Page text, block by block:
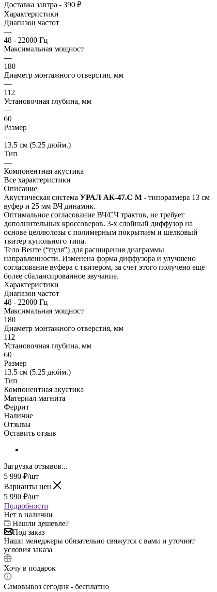
Доставка завтра - 390 ₽
Характеристики
Диапазон частот
—
48 - 22000 Гц
Максимальная мощност
—
180
Диаметр монтажного отверстия, мм
—
112
Установочная глубина, мм
—
60
Размер
—
13.5 см (5.25 дюйм.)
Тип
—
Компонентная акустика
Все характеристики
Описание
Акустическая система УРАЛ АК-47.С М - типоразмера 13 см
вуфер и 25 мм ВЧ динамик.
Оптимальное согласование ВЧ/СЧ трактов, не требует
дополнительных кроссоверов. 3-х слойный диффузор на
основе целлюлозы с полимерным покрытием и шелковый
твитер купольного типа.
Тело Венте (“пуля”) для расширения диаграммы
направленности. Изменена форма диффузора и улучшено
согласование вуфера с твитером, за счет этого получено еще
более сбалансированное звучание.
Характеристики
Диапазон частот
48 - 22000 Гц
Максимальная мощност
180
Диаметр монтажного отверстия, мм
112
Установочная глубина, мм
60
Размер
13.5 см (5.25 дюйм.)
Тип
Компонентная акустика
Материал магнита
Феррит
Наличие
Отзывы
Оставить отзыв
Загрузка отзывов...
5 990 ₽/шт
Варианты цен
5 990 ₽/шт
Подробности
Нет в наличии
Нашли дешевле?
Под заказ
Наши менеджеры обязательно свяжутся с вами и уточнят
условия заказа
Хочу в подарок
Самовывоз сегодня - бесплатно